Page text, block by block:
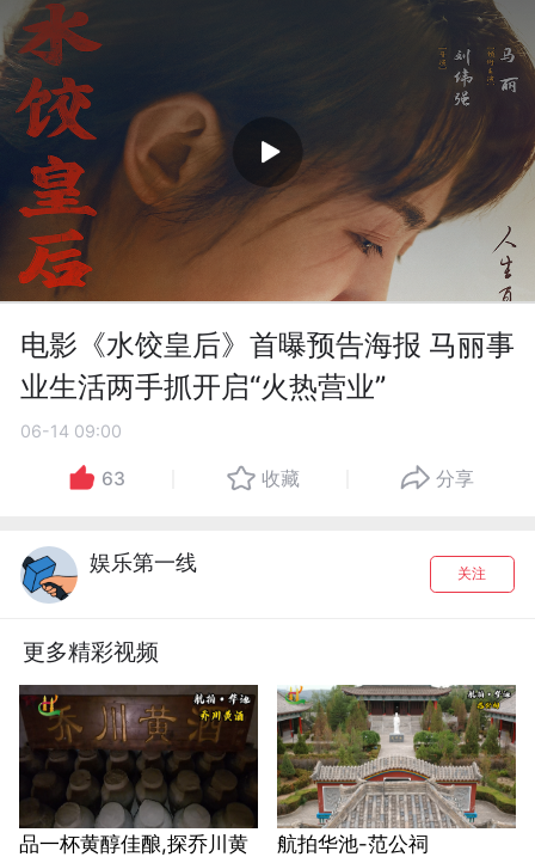
电影《水饺皇后》首曝预告海报 马丽事
业生活两手抓开启“火热营业”
06-14 09:00
63 收藏 分享
娱乐第一线 关注
更多精彩视频
品一杯黄醇佳酿,探乔川黄
航拍华池-范公祠